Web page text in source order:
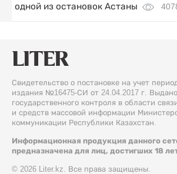
одной из остановок Астаны
Свидетельство о постановке на учет
издания №16475-СИ от 24.04.2017 г.
государственного контроля в области
и средств массовой информации
коммуникации Республики Казахстан.
Информационная продукция данного
предназначена для лиц, достигших 18
© 2026 Liter.kz. Все права защищены.